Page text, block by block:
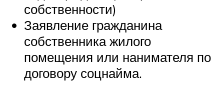
собственности)
Заявление гражданина
собственника жилого
помещения или нанимателя по
договору соцнайма.